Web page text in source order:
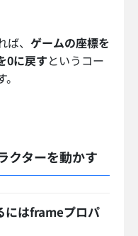
、 ゲームの座標を
0に戻すというコー
クターを動かす
にはframeプロパ